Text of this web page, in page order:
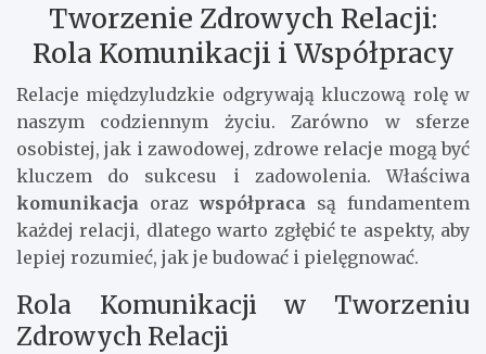
Tworzenie Zdrowych Relacji:
Rola Komunikacji i Współpracy
Relacje międzyludzkie odgrywają kluczową rolę w
naszym codziennym życiu. Zarówno w sferze
osobistej, jak i zawodowej, zdrowe relacje mogą być
kluczem do sukcesu i zadowolenia. Właściwa
komunikacja orazwspółpraca są fundamentem
każdej relacji, dlatego warto zgłębić te aspekty, aby
lepiej rozumieć, jak je budować i pielęgnować.
Rola Komunikacji w Tworzeniu
Zdrowych Relacji